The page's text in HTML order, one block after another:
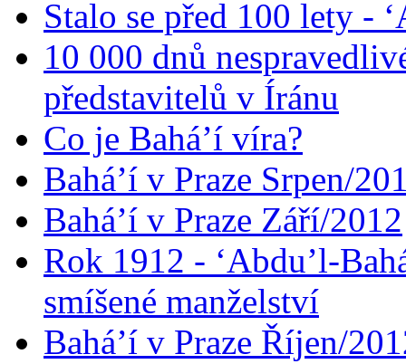
Stalo se před 100 lety -
10 000 dnů
představitelů v Íránu
Co je Bahá’í víra?
Bahá’í v Praze Srpen/
Bahá’í v Praze Září/2012
Rok 1912 - ‘Abdu’l-
smíšené manželství
Bahá’í v Praze Říjen/